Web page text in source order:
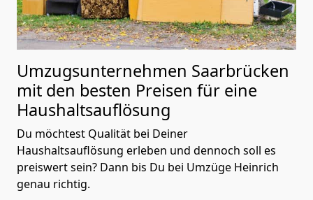
Umzugsunternehmen Saarbrücken
mit den besten Preisen für eine
Haushaltsauflösung
Du möchtest Qualität bei Deiner
Haushaltsauflösung erleben und dennoch soll es
preiswert sein? Dann bis Du bei Umzüge Heinrich
genau richtig.